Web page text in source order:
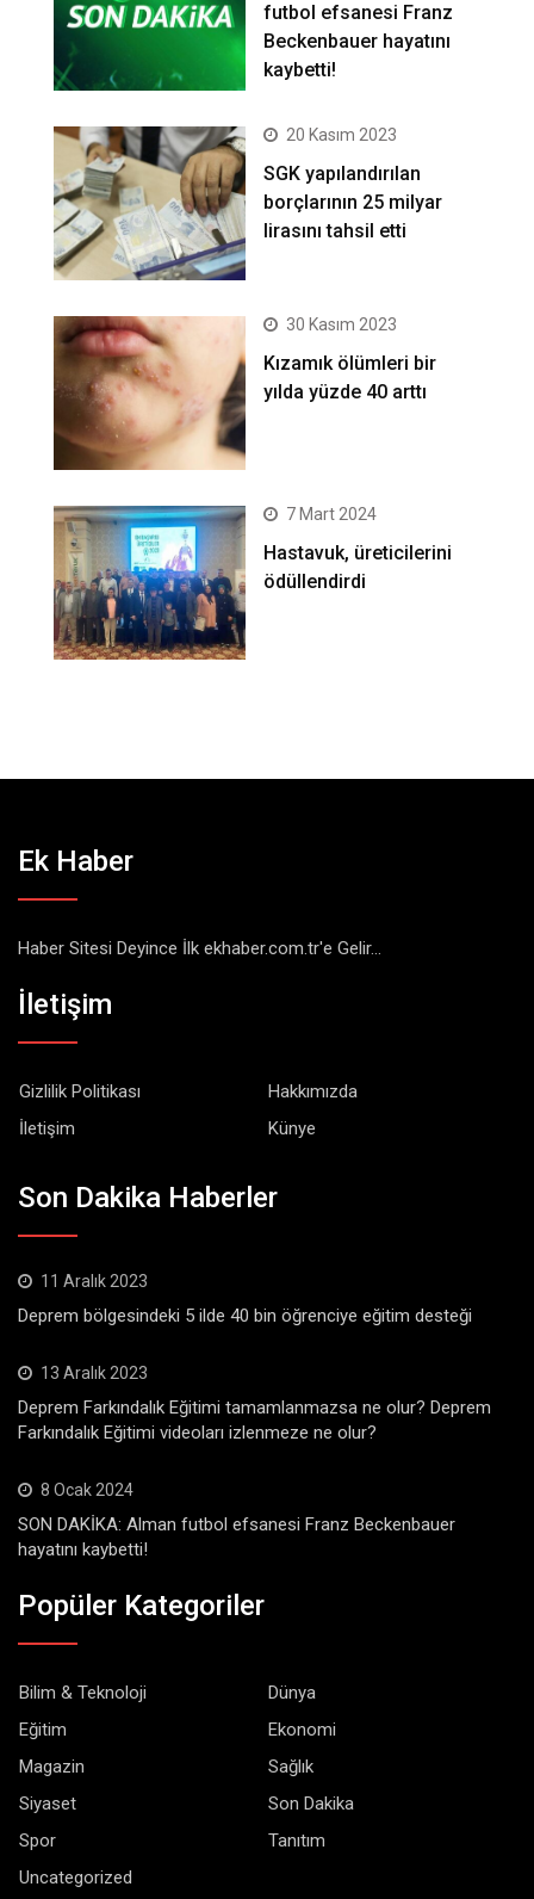
futbol efsanesi Franz
Beckenbauer hayatını
kaybetti!
20 Kasım 2023
SGK yapılandırılan
borçlarının 25 milyar
lirasını tahsil etti
30 Kasım 2023
Kızamık ölümleri bir
yılda yüzde 40 arttı
7 Mart 2024
Hastavuk, üreticilerini
ödüllendirdi
Ek Haber
Haber Sitesi Deyince İlk ekhaber.com.tr'e Gelir...
İletişim
Gizlilik Politikası
Hakkımızda
İletişim
Künye
Son Dakika Haberler
11 Aralık 2023
Deprem bölgesindeki 5 ilde 40 bin öğrenciye eğitim desteği
13 Aralık 2023
Deprem Farkındalık Eğitimi tamamlanmazsa ne olur? Deprem
Farkındalık Eğitimi videoları izlenmeze ne olur?
8 Ocak 2024
SON DAKİKA: Alman futbol efsanesi Franz Beckenbauer
hayatını kaybetti!
Popüler Kategoriler
Bilim & Teknoloji
Dünya
Eğitim
Ekonomi
Magazin
Sağlık
Siyaset
Son Dakika
Spor
Tanıtım
Uncategorized